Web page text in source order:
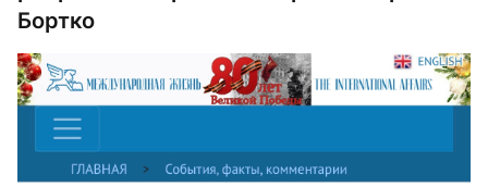
Бортко